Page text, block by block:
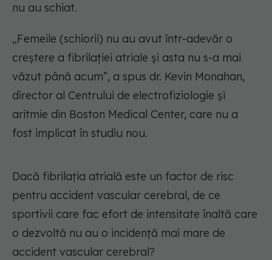
nu au schiat.
„Femeile (schiorii) nu au avut într-adevăr o
creștere a fibrilației atriale și asta nu s-a mai
văzut până acum”, a spus dr. Kevin Monahan,
director al Centrului de electrofiziologie și
aritmie din Boston Medical Center, care nu a
fost implicat în studiu nou.
Dacă fibrilația atrială este un factor de risc
pentru accident vascular cerebral, de ce
sportivii care fac efort de intensitate înaltă care
o dezvoltă nu au o incidență mai mare de
accident vascular cerebral?